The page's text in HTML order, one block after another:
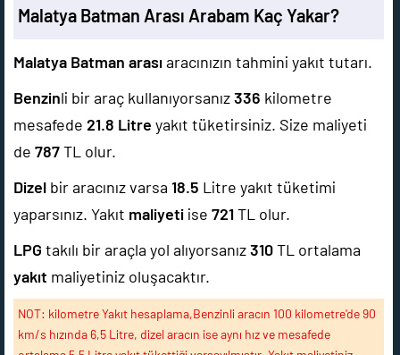
Malatya Batman Arası Arabam Kaç Yakar?
Malatya Batman arasıaracınızın tahmini yakıt tutarı.
Benzinli bir araç kullanıyorsanız336 kilometre
mesafede 21.8 Litre yakıt tüketirsiniz. Size maliyeti
de 787TL olur.
Dizel bir aracınız varsa 18.5 Litre yakıt tüketimi
yaparsınız. Yakıt maliyeti ise 721TL olur.
LPG takılı bir araçla yol alıyorsanız310TL ortalama
yakıt maliyetiniz oluşacaktır.
NOT: kilometre Yakıt hesaplama,Benzinli aracın 100 kilometre'de 90
km/s hızında 6,5 Litre, dizel aracın ise aynı hız ve mesafede